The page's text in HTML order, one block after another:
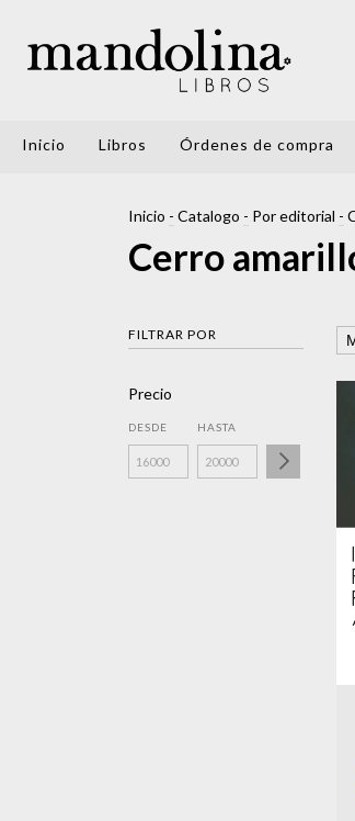
Inicio Libros Órdenes de compra
Inicio - Catalogo - Por editorial -
Cerro
FILTRAR POR
Precio
DESDE HASTA